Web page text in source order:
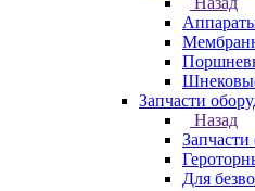
Запчасти
Назад
Запчасти
Для